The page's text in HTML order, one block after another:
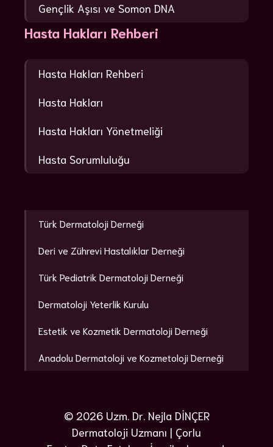
Gençlik Aşısı ve Somon DNA
Hasta Hakları Rehberi
Hasta Hakları Rehberi
Hasta Hakları
Hasta Hakları Yönetmeliği
Hasta Sorumluluğu
Türk Dermatoloji Derneği
Deri ve Zührevi Hastalıklar Derneği
Türk Pediatrik Dermatoloji Derneği
Dermatoloji Yeterlik Kurulu
Estetik ve Kozmetik Dermatoloji Derneği
Anadolu Dermatoloji ve Kozmetoloji Derneği
© 2026 Uzm. Dr. Nejla DİNÇER
Dermatoloji Uzmanı | Çorlu